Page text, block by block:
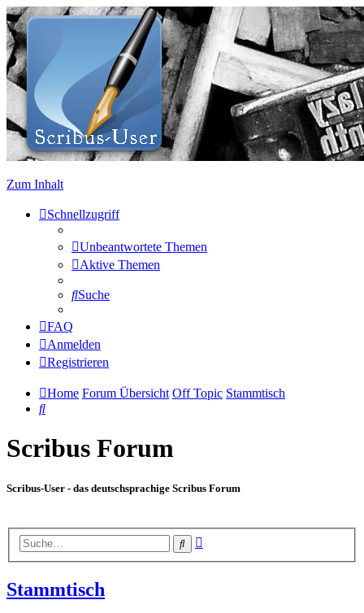
Zum Inhalt
Schnellzugriff
Unbeantwortete Themen
Aktive Themen
Suche
FAQ
Anmelden
Registrieren
Home Forum Übersicht Off Topic Stammtisch
Suche
Scribus Forum
Scribus-User - das deutschsprachige Scribus Forum
Suche
Stammtisch